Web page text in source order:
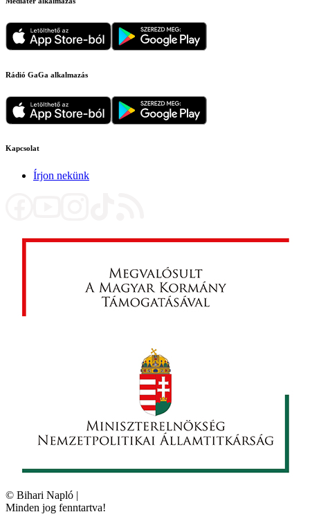
Rádió GaGa alkalmazás
Kapcsolat
Írjon nekünk
© Bihari Napló
Minden jog fenntartva!